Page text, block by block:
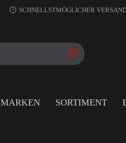
SCHNELLSTMÖGLICHER
MARKEN SORTIMENT